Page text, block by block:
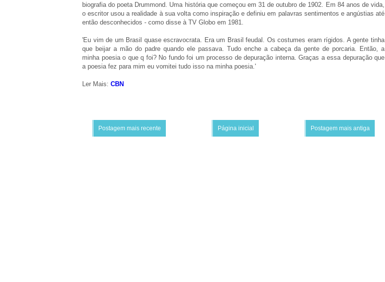
biografia do poeta Drummond. Uma história que começou em 31 de outubro de 1902. Em 84 anos de vida,
o escritor usou a realidade à sua volta como inspiração e definiu em palavras sentimentos e angústias até
então desconhecidos - como disse à TV Globo em 1981.
'Eu vim de um Brasil quase escravocrata. Era um Brasil feudal. Os costumes eram rígidos. A gente tinha
que beijar a mão do padre quando ele passava. Tudo enche a cabeça da gente de porcaria. Então, a
minha poesia o que q foi? No fundo foi um processo de depuração interna. Graças a essa depuração que
a poesia fez para mim eu vomitei tudo isso na minha poesia.'
Ler Mais: CBN
Postagem mais recente Postagem mais antiga
Página inicial